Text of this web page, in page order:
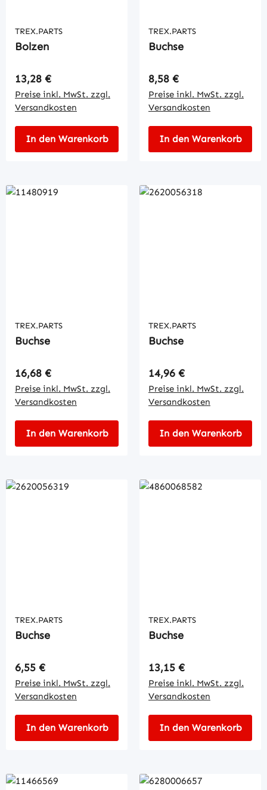
TREX.PARTS
Bolzen
Regulärer Preis:
13,28 €
Preise inkl. MwSt. zzgl.
Versandkosten
In den Warenkorb
TREX.PARTS
Buchse
Regulärer Preis:
8,58 €
Preise inkl. MwSt. zzgl.
Versandkosten
In den Warenkorb
TREX.PARTS
Buchse
Regulärer Preis:
16,68 €
Preise inkl. MwSt. zzgl.
Versandkosten
In den Warenkorb
TREX.PARTS
Buchse
Regulärer Preis:
14,96 €
Preise inkl. MwSt. zzgl.
Versandkosten
In den Warenkorb
TREX.PARTS
Buchse
Regulärer Preis:
6,55 €
Preise inkl. MwSt. zzgl.
Versandkosten
In den Warenkorb
TREX.PARTS
Buchse
Regulärer Preis:
13,15 €
Preise inkl. MwSt. zzgl.
Versandkosten
In den Warenkorb